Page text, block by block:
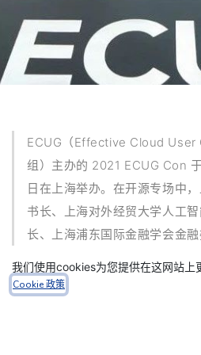
ECUG（Effective Cloud User
组）主办的 2021 ECUG Con
日在上海举办。 在开源专场中
书长、上海对外经贸大学人工
长、上海浦东国际金融学会金
内容整理。
各位朋友下午好，我是大学老师
我们使用cookies为您提供在这网站上
Cookie 政策